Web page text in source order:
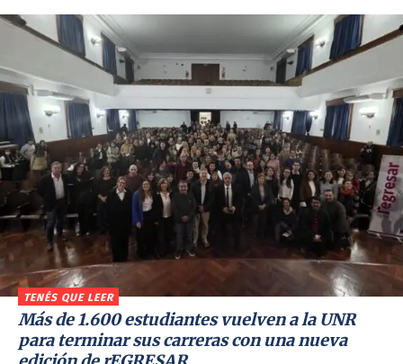
TENÉS QUE LEER
Más de 1.600 estudiantes vuelven a la UNR
para terminar sus carreras con una nueva